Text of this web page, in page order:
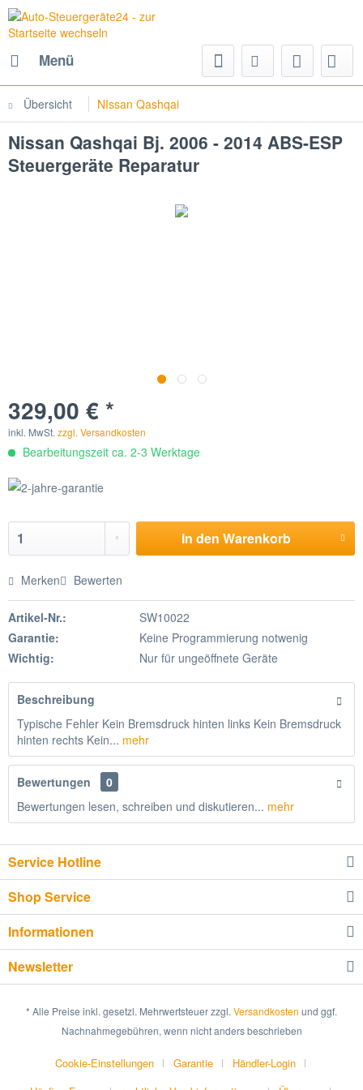
Menü
Übersicht NIssan Qashqai
Nissan Qashqai Bj. 2006 - 2014 ABS-ESP
Steuergeräte Reparatur
329,00 € *
inkl. MwSt. zzgl. Versandkosten
Bearbeitungszeit ca. 2-3 Werktage
In den Warenkorb
Merken Bewerten
Artikel-Nr.:
SW10022
Garantie:
Keine Programmierung notwenig
Wichtig:
Nur für ungeöffnete Geräte
Beschreibung
Typische Fehler Kein Bremsdruck hinten links Kein Bremsdruck
hinten rechts Kein... mehr
Bewertungen
0
Bewertungen lesen, schreiben und diskutieren... mehr
Service Hotline
Shop Service
Informationen
Newsletter
* Alle Preise inkl. gesetzl. Mehrwertsteuer zzgl. Versandkosten und ggf.
Nachnahmegebühren, wenn nicht anders beschrieben
Cookie-Einstellungen Garantie
Händler-Login